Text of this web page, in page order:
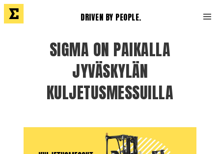
DRIVEN BY PEOPLE.
SIGMA ON PAIKALLA
JYVÄSKYLÄN
KULJETUSMESSUILLA